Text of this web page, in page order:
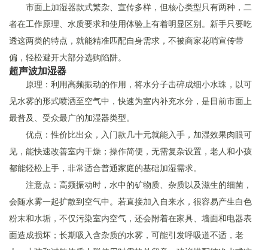
市面上加湿器款式繁杂、宣传多样，但核心类型只有两种，二
者在工作原理、水质要求和使用体验上有着明显区别。新手只要吃
透这两类的特点，就能精准匹配自身需求，不被商家花哨宣传带
偏，轻松避开大部分选购陷阱。
超声波加湿器
原理：利用高频振动的作用，将水分子击碎成细小水珠，以可
见水雾的形式喷洒至空气中，快速为室内补充水分，是目前市面上
最普及、受众最广的加湿器类型。
优点：性价比出众，入门款几十元就能入手，加湿效果肉眼可
见，能快速改善室内干燥；操作简便，无需复杂设置，老人和小孩
都能轻松上手，非常适合普通家庭的基础加湿需求。
注意点：高频振动时，水中的矿物质、杂质以及滋生的细菌，
会随水雾一起扩散到空气中。若直接加入自来水，很容易产生白色
粉末和水垢，不仅污染室内空气，还会附着在家具、墙面和电器表
面造成损坏；长期吸入含杂质的水雾，可能引发呼吸道不适，老